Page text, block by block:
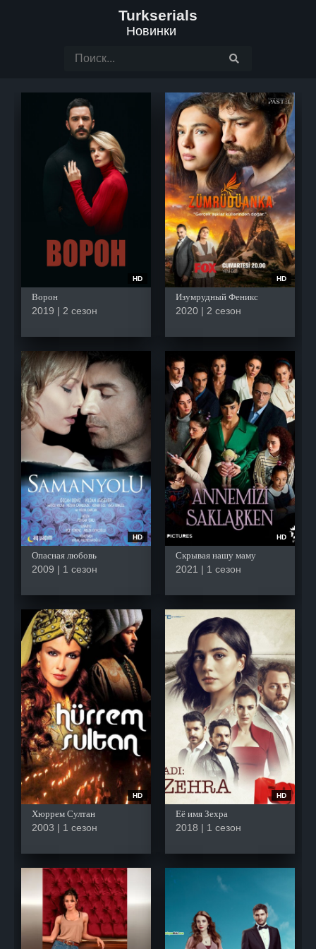
Turkserials
Новинки
HD
Ворон
2019 | 2 сезон
HD
Изумрудный Феникс
2020 | 2 сезон
HD
Опасная любовь
2009 | 1 сезон
HD
Скрывая нашу маму
2021 | 1 сезон
HD
Хюррем Султан
2003 | 1 сезон
HD
Её имя Зехра
2018 | 1 сезон